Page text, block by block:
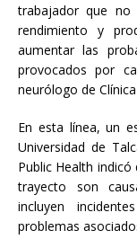
trabajador que
rendimiento y
aumentar las
provocados por
neurólogo de
En esta línea, un
Universidad de
Public Health
trayecto son
incluyen
problemas